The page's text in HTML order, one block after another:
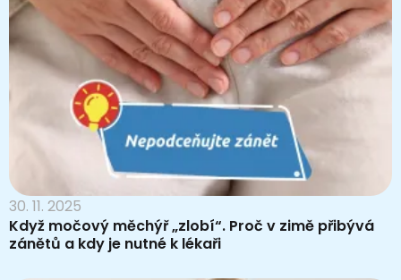
30. 11. 2025
Když močový měchýř „zlobí“. Proč v zimě přibývá
zánětů a kdy je nutné k lékaři